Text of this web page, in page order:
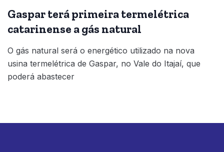
Gaspar terá primeira termelétrica
catarinense a gás natural
O gás natural será o energético utilizado na nova
usina termelétrica de Gaspar, no Vale do Itajaí, que
poderá abastecer